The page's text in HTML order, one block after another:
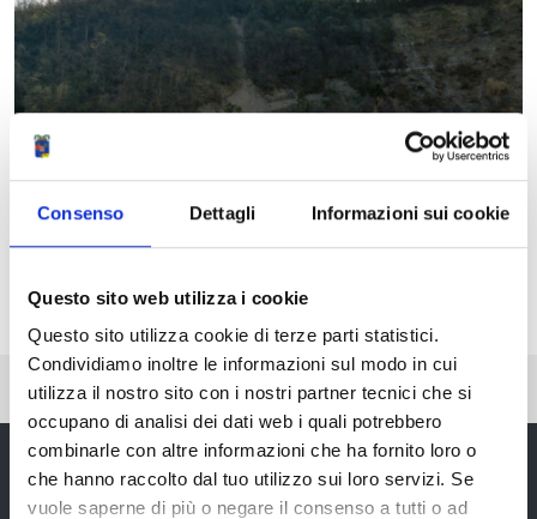
Consenso Dettagli Informazioni sui cookie
Questo sito web utilizza i cookie
Questo sito utilizza cookie di terze parti statistici.
Condividiamo inoltre le informazioni sul modo in cui
utilizza il nostro sito con i nostri partner tecnici che si
occupano di analisi dei dati web i quali potrebbero
combinarle con altre informazioni che ha fornito loro o
che hanno raccolto dal tuo utilizzo sui loro servizi. Se
vuole saperne di più o negare il consenso a tutti o ad
Pubblicato: 02 Aprile 2021 — Ultima modifica: 04 Maggio 2021